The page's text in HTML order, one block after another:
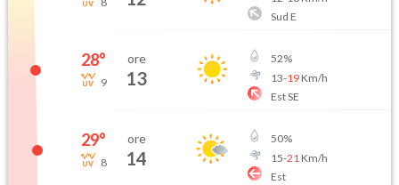
Sud E
28°
9
ore
13
52%
13-19Km/h
Est SE
29°
8
ore
14
50%
15-21 Km/h
Est